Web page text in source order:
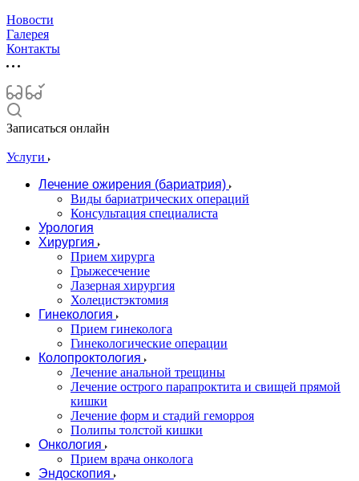
Новости
Галерея
Контакты
Записаться онлайн
Услуги
Лечение ожирения (бариатрия)
Виды бариатрических операций
Консультация специалиста
Урология
Хирургия
Прием хирурга
Грыжесечение
Лазерная хирургия
Холецистэктомия
Гинекология
Прием гинеколога
Гинекологические операции
Колопроктология
Лечение анальной трещины
Лечение острого парапроктита и свищей прямой
кишки
Лечение форм и стадий геморроя
Полипы толстой кишки
Онкология
Прием врача онколога
Эндоскопия